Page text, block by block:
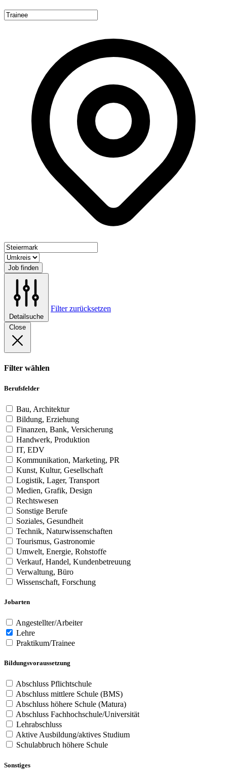
Job finden
Detailsuche
Filter zurücksetzen
Close
Filter wählen
Berufsfelder
Bau, Architektur
Bildung, Erziehung
Finanzen, Bank, Versicherung
Handwerk, Produktion
IT, EDV
Kommunikation, Marketing, PR
Kunst, Kultur, Gesellschaft
Logistik, Lager, Transport
Medien, Grafik, Design
Rechtswesen
Sonstige Berufe
Soziales, Gesundheit
Technik, Naturwissenschaften
Tourismus, Gastronomie
Umwelt, Energie, Rohstoffe
Verkauf, Handel, Kundenbetreuung
Verwaltung, Büro
Wissenschaft, Forschung
Jobarten
Angestellter/Arbeiter
Lehre
Praktikum/Trainee
Bildungsvoraussetzung
Abschluss Pflichtschule
Abschluss mittlere Schule (BMS)
Abschluss höhere Schule (Matura)
Abschluss Fachhochschule/Universität
Lehrabschluss
Aktive Ausbildung/aktives Studium
Schulabbruch höhere Schule
Sonstiges